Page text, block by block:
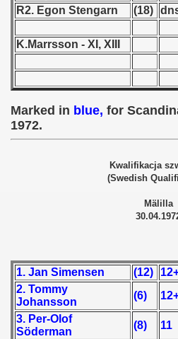
R2. Egon Stengarn
(18)
K.Marrsson - XI, XIII
Marked in blue, for
1972.
Kwalifikacja
(Swedish
Mälilla
1. Jan Simensen (12)
2. Tommy
Johansson
(6)
3. Per-Olof
Söderman
(8) 11
- 1952
- 1953
- 1955
- 1956
- 1961
- 1962